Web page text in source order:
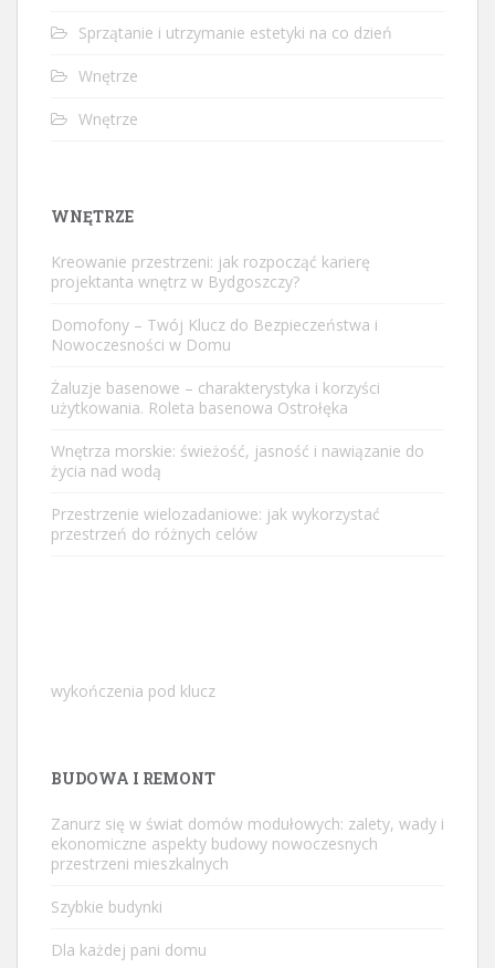
Sprzątanie i utrzymanie estetyki na co dzień
Wnętrze
Wnętrze
WNĘTRZE
Kreowanie przestrzeni: jak rozpocząć karierę
projektanta wnętrz w Bydgoszczy?
Domofony – Twój Klucz do Bezpieczeństwa i
Nowoczesności w Domu
Żaluzje basenowe – charakterystyka i korzyści
użytkowania. Roleta basenowa Ostrołęka
Wnętrza morskie: świeżość, jasność i nawiązanie do
życia nad wodą
Przestrzenie wielozadaniowe: jak wykorzystać
przestrzeń do różnych celów
wykończenia pod klucz
BUDOWA I REMONT
Zanurz się w świat domów modułowych: zalety, wady i
ekonomiczne aspekty budowy nowoczesnych
przestrzeni mieszkalnych
Szybkie budynki
Dla każdej pani domu